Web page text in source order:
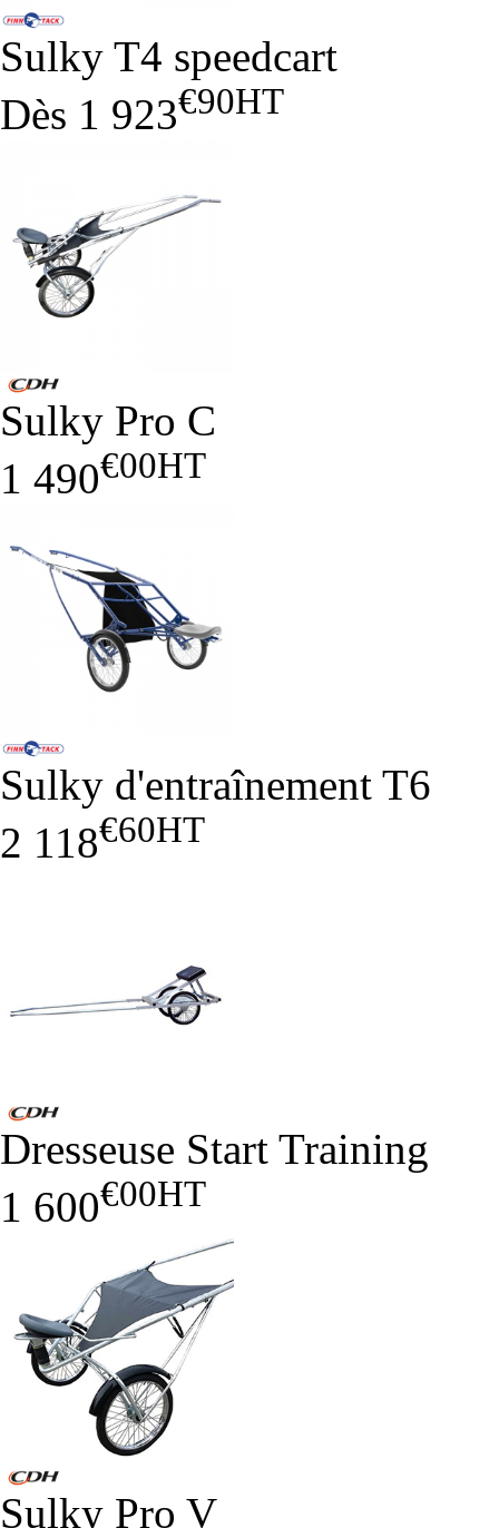
Sulky T4 speedcart
Dès 1 923€90HT
Sulky Pro C
1 490€00HT
Sulky d'entraînement T6
2 118€60HT
Dresseuse Start Training
1 600€00HT
Sulky Pro V